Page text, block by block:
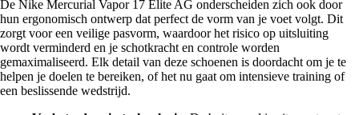
De Nike Mercurial Vapor 17 Elite AG onderscheiden zich ook door
hun ergonomisch ontwerp dat perfect de vorm van je voet volgt. Dit
zorgt voor een veilige pasvorm, waardoor het risico op uitsluiting
wordt verminderd en je schotkracht en controle worden
gemaximaliseerd. Elk detail van deze schoenen is doordacht om je te
helpen je doelen te bereiken, of het nu gaat om intensieve training of
een beslissende wedstrijd.